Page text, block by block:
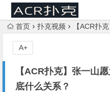
首页 扑克视频 【ACR扑克
【ACR扑克】张一山
底什么关系？
A+